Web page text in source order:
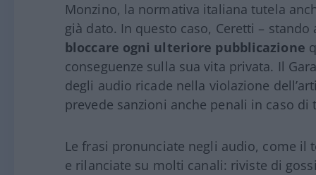
Monzino, la normativa italiana tutela
già dato. In questo caso, Ceretti –
bloccare ogni ulteriore pubblicazione
conseguenze sulla sua vita privata. Il
degli audio ricade nella violazione
prevede sanzioni anche penali in caso
Le frasi pronunciate negli audio, come il
e rilanciate su molti canali: riviste di